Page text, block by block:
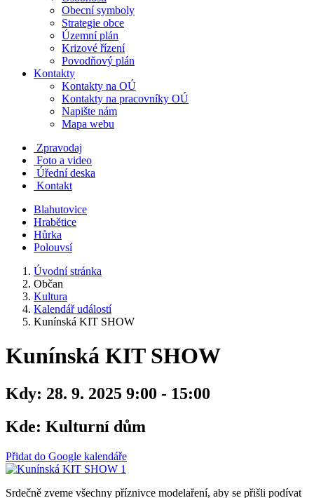
Obecní symboly
Strategie obce
Územní plán
Krizové řízení
Povodňový plán
Kontakty
Kontakty na OÚ
Kontakty na pracovníky OÚ
Napište nám
Mapa webu
Zpravodaj
Foto a video
Úřední deska
Kontakt
Blahutovice
Hrabětice
Hůrka
Polouvsí
Úvodní stránka
Občan
Kultura
Kalendář událostí
Kunínská KIT SHOW
Kunínská KIT SHOW
Kdy: 28. 9. 2025 9:00 - 15:00
Kde: Kulturní dům
Přidat do Google kalendáře
Srdečně zveme všechny příznivce modelaření, aby se přišli podívat